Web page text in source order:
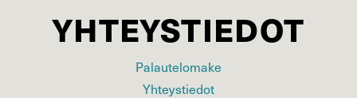
YHTEYSTIEDOT
Palautelomake
Yhteystiedot